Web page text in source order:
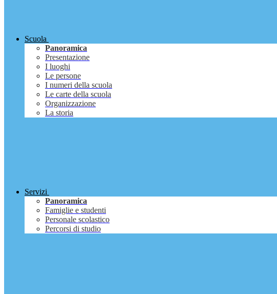
Scuola
Panoramica
Presentazione
I luoghi
Le persone
I numeri della scuola
Le carte della scuola
Organizzazione
La storia
Servizi
Panoramica
Famiglie e studenti
Personale scolastico
Percorsi di studio